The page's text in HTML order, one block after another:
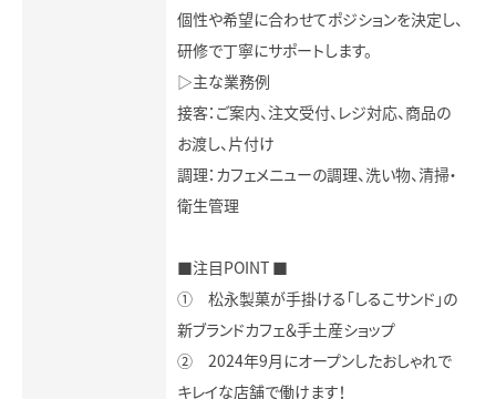
個性や希望に合わせてポジションを決定し、
研修で丁寧にサポートします。
▷主な業務例
接客：ご案内、注文受付、レジ対応、商品の
お渡し、片付け
調理：カフェメニューの調理、洗い物、清掃・
衛生管理
■注目POINT ■
① 松永製菓が手掛ける「しるこサンド」の
新ブランドカフェ＆手土産ショップ
② 2024年9月にオープンしたおしゃれで
キレイな店舗で働けます！